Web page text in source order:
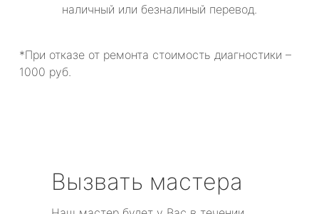
наличный или безналиный перевод.
*При отказе от ремонта стоимость диагностики –
1000 руб.
Вызвать мастера